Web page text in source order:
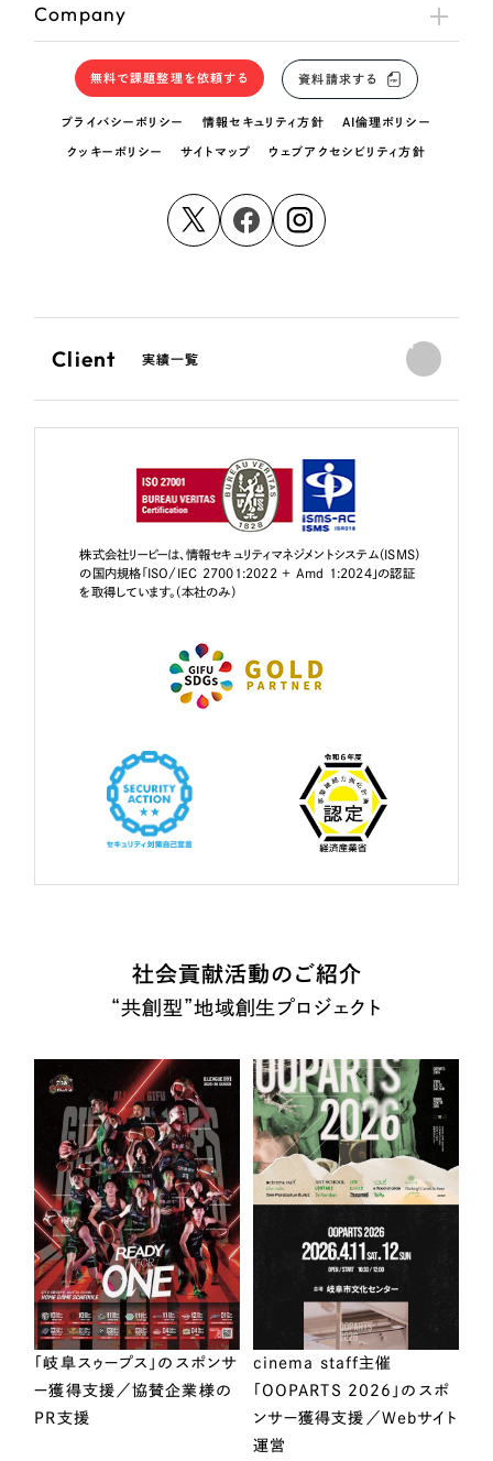
Company
無料で課題整理を依頼する 資料請求する
プライバシーポリシー 情報セキュリティ方針 AI倫理ポリシー
クッキーポリシー サイトマップ ウェブアクセシビリティ方針
Client 実績一覧
株式会社リーピーは、情報セキュリティマネジメントシステム（ISMS）
の国内規格「ISO/IEC 27001:2022 + Amd 1:2024」の認証
を取得しています。（本社のみ）
社会貢献活動のご紹介
“共創型”地域創生プロジェクト
「岐阜スゥープス」のスポンサ
ー獲得支援／協賛企業様の
PR支援
cinema staff主催
「OOPARTS 2026」のスポ
ンサー獲得支援／Webサイト
運営